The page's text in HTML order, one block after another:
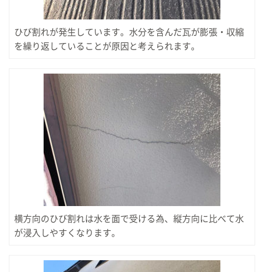
ひび割れが発生しています。水分を含んだ瓦が膨張・収縮
を繰り返していることが原因と考えられます。
横方向のひび割れは水を面で受ける為、縦方向に比べて水
が浸入しやすくなります。